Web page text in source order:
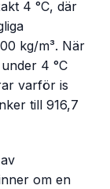
4 °C, där
kg/m³. När
4 °C
varför is
till 916,7
om en